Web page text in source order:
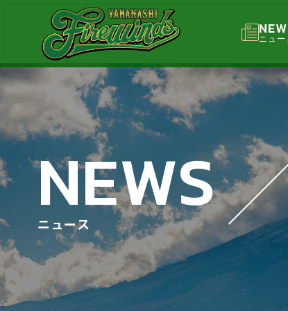
ニュー
NEWS
ニュース